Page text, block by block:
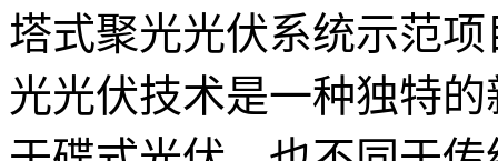
塔式聚光光伏系统示范
光光伏技术是一种独特